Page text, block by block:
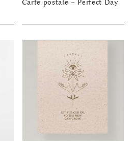
Carte postale – Perfect Day